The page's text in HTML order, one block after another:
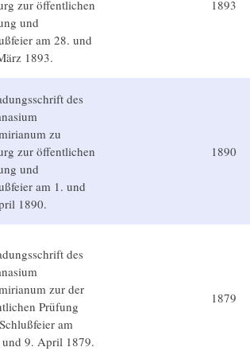
zur öffentlichen
und
am 28. und
1893.
1893
des
zu
zur öffentlichen
und
am 1. und
1890.
1890
des
zur der
Prüfung
am
9. April 1879.
1879